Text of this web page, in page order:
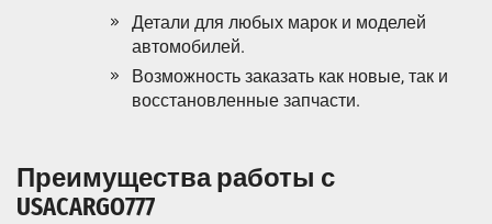
Детали для любых марок и моделей
автомобилей.
Возможность заказать как новые, так и
восстановленные запчасти.
Преимущества работы с
USACARGO777